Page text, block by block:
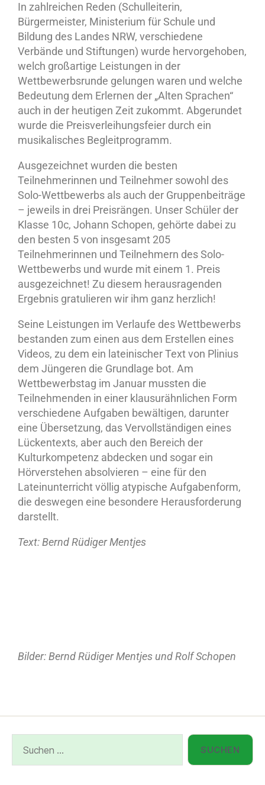
In zahlreichen Reden (Schulleiterin,
Bürgermeister, Ministerium für Schule und
Bildung des Landes NRW, verschiedene
Verbände und Stiftungen) wurde hervorgehoben,
welch großartige Leistungen in der
Wettbewerbsrunde gelungen waren und welche
Bedeutung dem Erlernen der „Alten Sprachen“
auch in der heutigen Zeit zukommt. Abgerundet
wurde die Preisverleihungsfeier durch ein
musikalisches Begleitprogramm.
Ausgezeichnet wurden die besten
Teilnehmerinnen und Teilnehmer sowohl des
Solo-Wettbewerbs als auch der Gruppenbeiträge
– jeweils in drei Preisrängen. Unser Schüler der
Klasse 10c, Johann Schopen, gehörte dabei zu
den besten 5 von insgesamt 205
Teilnehmerinnen und Teilnehmern des Solo-
Wettbewerbs und wurde mit einem 1. Preis
ausgezeichnet! Zu diesem herausragenden
Ergebnis gratulieren wir ihm ganz herzlich!
Seine Leistungen im Verlaufe des Wettbewerbs
bestanden zum einen aus dem Erstellen eines
Videos, zu dem ein lateinischer Text von Plinius
dem Jüngeren die Grundlage bot. Am
Wettbewerbstag im Januar mussten die
Teilnehmenden in einer klausurähnlichen Form
verschiedene Aufgaben bewältigen, darunter
eine Übersetzung, das Vervollständigen eines
Lückentexts, aber auch den Bereich der
Kulturkompetenz abdecken und sogar ein
Hörverstehen absolvieren – eine für den
Lateinunterricht völlig atypische Aufgabenform,
die deswegen eine besondere Herausforderung
darstellt.
Text: Bernd Rüdiger Mentjes
Bilder: Bernd Rüdiger Mentjes und Rolf Schopen